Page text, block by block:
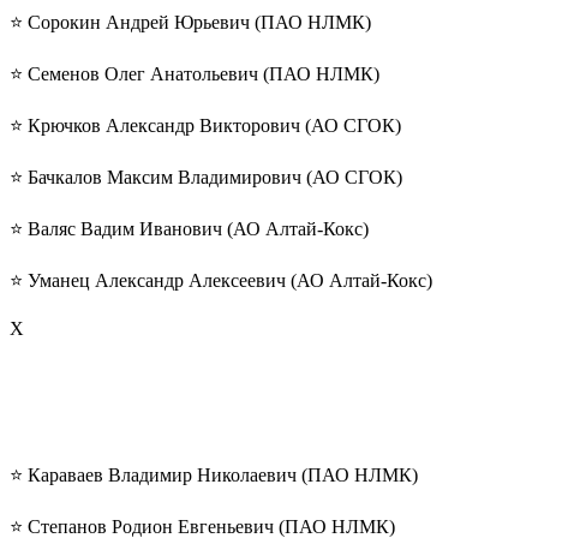
⭐️ Сорокин Андрей Юрьевич (ПАО НЛМК)
⭐️ Семенов Олег Анатольевич (ПАО НЛМК)
⭐️ Крючков Александр Викторович (АО СГОК)
⭐️ Бачкалов Максим Владимирович (АО СГОК)
⭐️ Валяс Вадим Иванович (АО Алтай-Кокс)
⭐️ Уманец Александр Алексеевич (АО Алтай-Кокс)
Х
⭐️ Караваев Владимир Николаевич (ПАО НЛМК)
⭐️ Степанов Родион Евгеньевич (ПАО НЛМК)